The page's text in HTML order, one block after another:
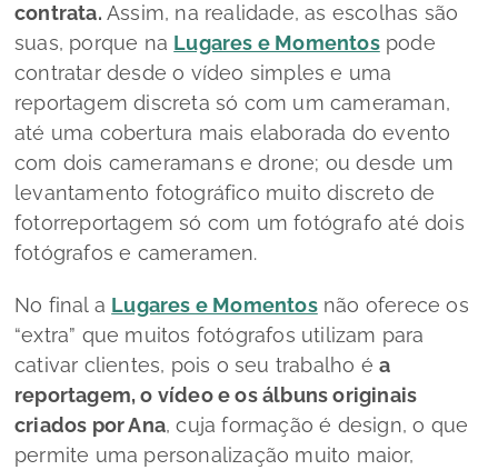
contrata. Assim, na realidade, as escolhas são
suas, porque na Lugares e Momentospode
contratar desde o vídeo simples e uma
reportagem discreta só com um cameraman,
até uma cobertura mais elaborada do evento
com dois cameramans e drone; ou desde um
levantamento fotográfico muito discreto de
fotorreportagem só com um fotógrafo até dois
fotógrafos e cameramen.
No final a Lugares e Momentosnão oferece os
“extra” que muitos fotógrafos utilizam para
cativar clientes, pois o seu trabalho éa
reportagem, o vídeo e os álbuns originais
criados por Ana, cuja formação é design, o que
permite uma personalização muito maior,